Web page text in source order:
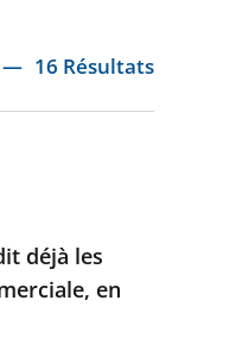
16 Résultats
déjà les
en